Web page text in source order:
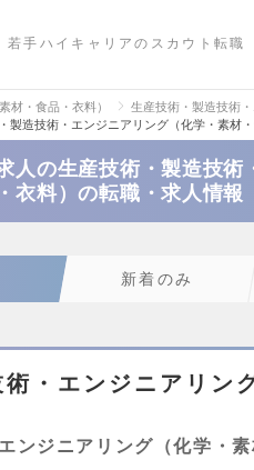
若手ハイキャリアのスカウト転職
材・食品・衣料）
生産技術・製造技術
製造技術・エンジニアリング（化学・素材
人の生産技術・製造技術
衣料）の転職・求人情報
新着のみ
・エンジニアリン
ンジニアリング（化学・素